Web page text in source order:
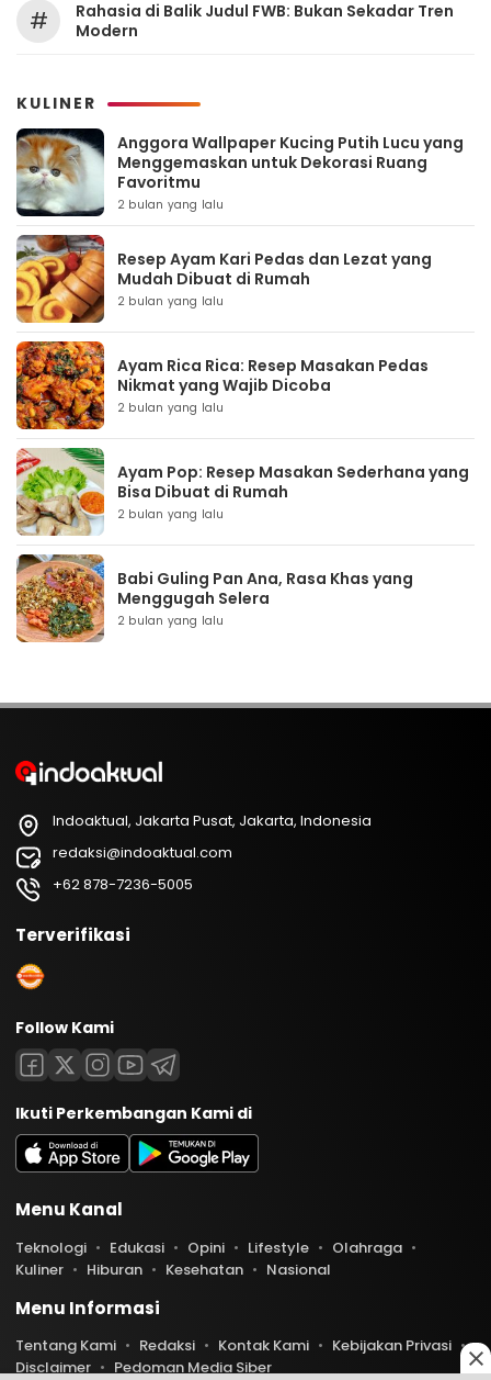
#
Rahasia di Balik Judul FWB: Bukan Sekadar Tren
Modern
KULINER
Anggora Wallpaper Kucing Putih Lucu yang
Menggemaskan untuk Dekorasi Ruang
Favoritmu
2 bulan yang lalu
Resep Ayam Kari Pedas dan Lezat yang
Mudah Dibuat di Rumah
2 bulan yang lalu
Ayam Rica Rica: Resep Masakan Pedas
Nikmat yang Wajib Dicoba
2 bulan yang lalu
Ayam Pop: Resep Masakan Sederhana yang
Bisa Dibuat di Rumah
2 bulan yang lalu
Babi Guling Pan Ana, Rasa Khas yang
Menggugah Selera
2 bulan yang lalu
Indoaktual, Jakarta Pusat, Jakarta, Indonesia
redaksi@indoaktual.com
+62 878-7236-5005
Terverifikasi
Follow Kami
Ikuti Perkembangan Kami di
Menu Kanal
Teknologi Edukasi Opini Lifestyle
Olahraga
Kuliner
Hiburan Kesehatan Nasional
Menu Informasi
Tentang Kami Redaksi Kontak Kami
Kebijakan Privasi
Disclaimer
Pedoman Media Siber